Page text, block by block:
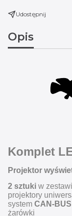
Udostępnij
Opis
Komplet
Projektor
2 sztuki w
projektory
system CAN-BUS
żarówki